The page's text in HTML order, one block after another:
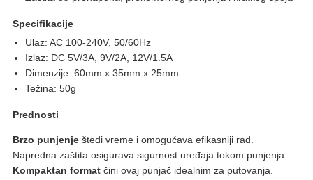
Specifikacije
Ulaz: AC 100-240V, 50/60Hz
Izlaz: DC 5V/3A, 9V/2A, 12V/1.5A
Dimenzije: 60mm x 35mm x 25mm
Težina: 50g
Prednosti
Brzo punjenje štedi vreme i omogućava efikasniji rad.
Napredna zaštita osigurava sigurnost uređaja tokom punjenja.
Kompaktan format čini ovaj punjač idealnim za putovanja.